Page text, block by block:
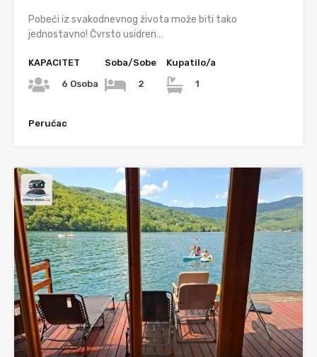
Pobeći iz svakodnevnog života može biti tako
jednostavno! Čvrsto usidren…
KAPACITET
6 Osoba
Soba/Sobe
2
Kupatilo/a
1
Perućac